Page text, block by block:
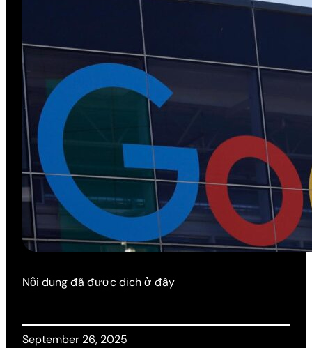
Nội dung đã được dịch ở đây
September 26, 2025